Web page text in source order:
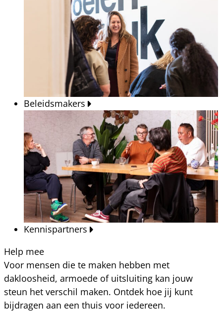
Beleidsmakers
Kennispartners
Help mee
Voor mensen die te maken hebben met
dakloosheid, armoede of uitsluiting kan jouw
steun het verschil maken. Ontdek hoe jij kunt
bijdragen aan een thuis voor iedereen.